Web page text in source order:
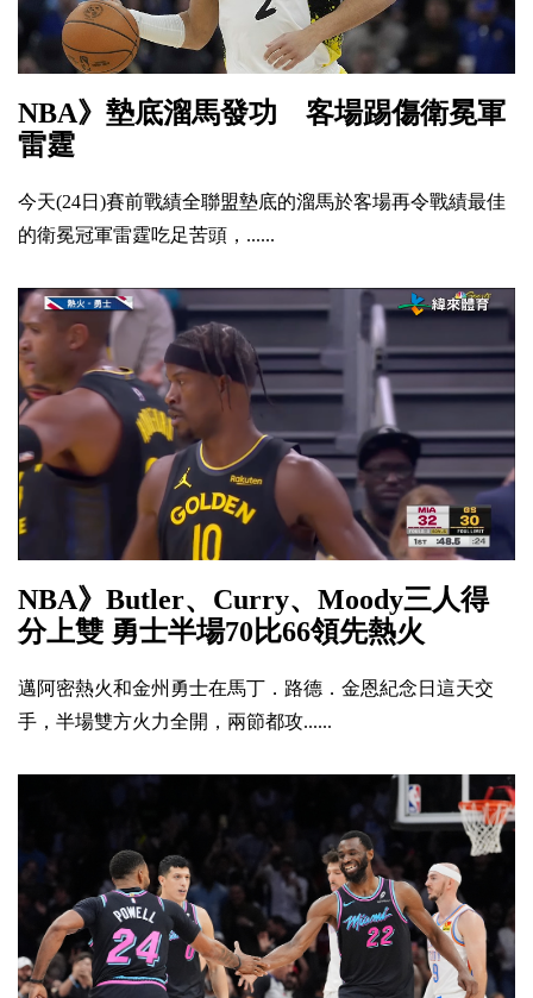
NBA》墊底溜馬發功 客場踢傷衛冕軍
雷霆
今天(24日)賽前戰績全聯盟墊底的溜馬於客場再令戰績最佳
的衛冕冠軍雷霆吃足苦頭，......
NBA》Butler、Curry、Moody三人得
分上雙 勇士半場70比66領先熱火
邁阿密熱火和金州勇士在馬丁．路德．金恩紀念日這天交
手，半場雙方火力全開，兩節都攻......